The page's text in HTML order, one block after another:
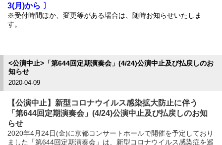
3(月)から 〕
※受付時間ほか、変更等がある場合は、随時お知らせいたしま
す。
<公演中止>「第644回定期演奏会」(4/24)公演中止及び払戻しのお
知らせ
2020-04-09
【公演中止】新型コロナウイルス感染拡大防止に伴う
「第644回定期演奏会」(4/24)公演中止及び払戻しのお知
らせ
2020年4月24日(金)に京都コンサートホールで開催を予定しており
ました「第644回定期演奏会」は、新型コロナウイルス感染症を巡